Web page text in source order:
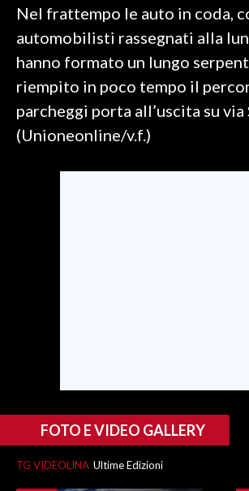
EVENTI
#CARAUNIONE
3 MINUTI CON
Nel frattempo le auto in coda,
automobilisti rassegnati alla
hanno formato un lungo
riempito in poco tempo il
parcheggi porta all’uscita su via
(Unioneonline/v.f.)
FOTO E VIDEO GALLERY
TG VIDEOLINA Ultime Edizioni